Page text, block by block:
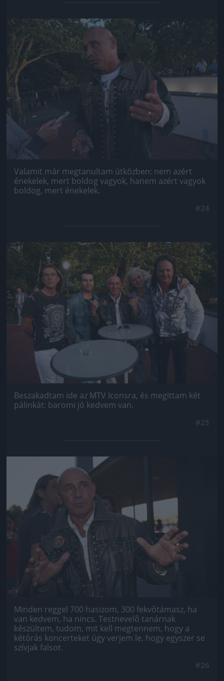
Jön még kép!
Valamit már megtanultam útközben: nem azért
énekelek, mert boldog vagyok, hanem azért vagyok
boldog, mert énekelek.
Jön még kép!
Beszakadtam ide az MTV Iconsra, és megittam két
pálinkát: baromi jó kedvem van.
Jön még kép!
Minden reggel 700 hasizom, 300 fekvőtámasz, ha
van kedvem, ha nincs. Testnevelő tanárnak
készültem, tudom, mit kell megtennem, hogy a
kétórás koncerteket úgy verjem le, hogy egyszer se
szívjak falsot.